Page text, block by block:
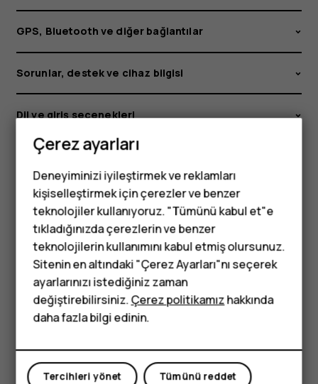
Tuşlu telefonlar
Çocuklar için
telefonlar
GPS, Bluetooth ve diğer bağlantılar
Sorunlar, destek ve cihaz bilgisi
Dil ve giriş seçenekleri
Ağlar, kablosuz bağlantı ve mobil veri
Güvenlik ve gizlilik
Yazılım ve güncellemeler
Zil sesleri ve kişiselleştirme ayarları
SIM kartları, kişiler ve arama
Medya ve diğer özellikler
Çerez ayarları
Deneyiminizi iyileştirmek ve reklamları
kişiselleştirmek için çerezler ve benzer
teknolojiler kullanıyoruz. "Tümünü kabul et"e
tıkladığınızda çerezlerin ve benzer
teknolojilerin kullanımını kabul etmiş olursunuz.
Sitenin en altındaki "Çerez Ayarları"nı seçerek
ayarlarınızı istediğiniz zaman
değiştirebilirsiniz.Çerez politikamızhakkında
daha fazla bilgi edinin.
Tümünü reddet
Tercihleri yönet